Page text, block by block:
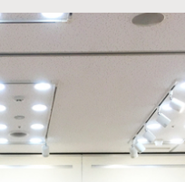
タグから探す キュレー
最新達成プロジェクト